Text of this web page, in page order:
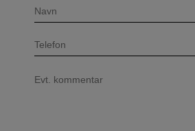
Navn
Telefon
Evt.